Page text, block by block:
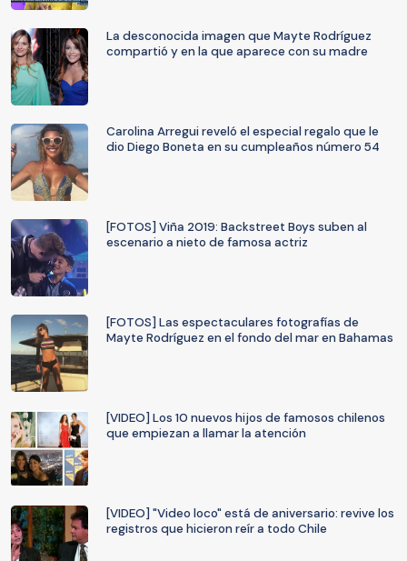
La desconocida imagen que Mayte Rodríguez
compartió y en la que aparece con su madre
Carolina Arregui reveló el especial regalo que le
dio Diego Boneta en su cumpleaños número 54
[FOTOS] Viña 2019: Backstreet Boys suben al
escenario a nieto de famosa actriz
[FOTOS] Las espectaculares fotografías de
Mayte Rodríguez en el fondo del mar en Bahamas
[VIDEO] Los 10 nuevos hijos de famosos chilenos
que empiezan a llamar la atención
[VIDEO] "Video loco" está de aniversario: revive los
registros que hicieron reír a todo Chile